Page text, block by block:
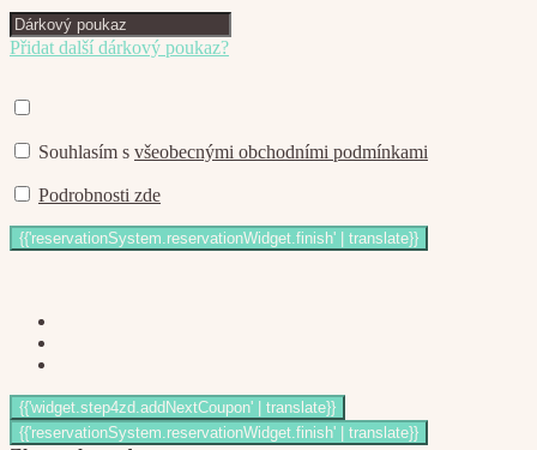
Přidat další dárkový poukaz?
Souhlasím s všeobecnými obchodními podmínkami
Podrobnosti zde